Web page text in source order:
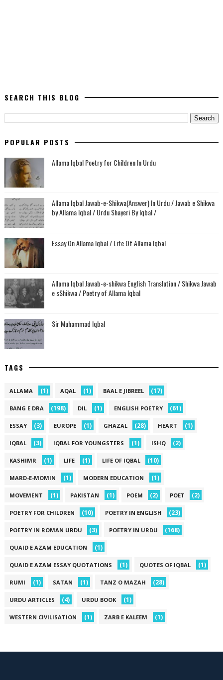
SEARCH THIS BLOG
POPULAR POSTS
Allama Iqbal Poetry for Children In Urdu
Allama Iqbal Jawab-e-Shikwa(Answer) In Urdu / Jawab e Shikwa
by Allama Iqbal / Urdu Shayeri By Iqbal /
Essay On Allama Iqbal / Life Of Allama Iqbal
Allama Iqbal Jawab-e-shikwa English Translation / Shikwa Jawab
e sShikwa / Poetry of Allama Iqbal
Sir Muhammad Iqbal
TAGS
ALLAMA (1) AQAL (1) BAAL E JIBREEL (17)
BANG E DRA (198) DIL (1) ENGLISH POETRY (61)
ESSAY (3) EUROPE (1) GHAZAL (28) HEART (1)
IQBAL (3) IQBAL FOR YOUNGSTERS (1) ISHQ (2)
KASHIMR (1) LIFE (1) LIFE OF IQBAL (10)
MARD-E-MOMIN (1) MODERN EDUCATION (1)
MOVEMENT (1) PAKISTAN (1) POEM (2) POET (2)
POETRY FOR CHILDREN (10) POETRY IN ENGLISH (23)
POETRY IN ROMAN URDU (3) POETRY IN URDU (168)
QUAID E AZAM EDUCATION (1)
QUAID E AZAM ESSAY QUOTATIONS (1) QUOTES OF IQBAL (1)
RUMI (1) SATAN (1) TANZ O MAZAH (28)
URDU ARTICLES (4) URDU BOOK (1)
WESTERN CIVILISATION (1) ZARB E KALEEM (1)